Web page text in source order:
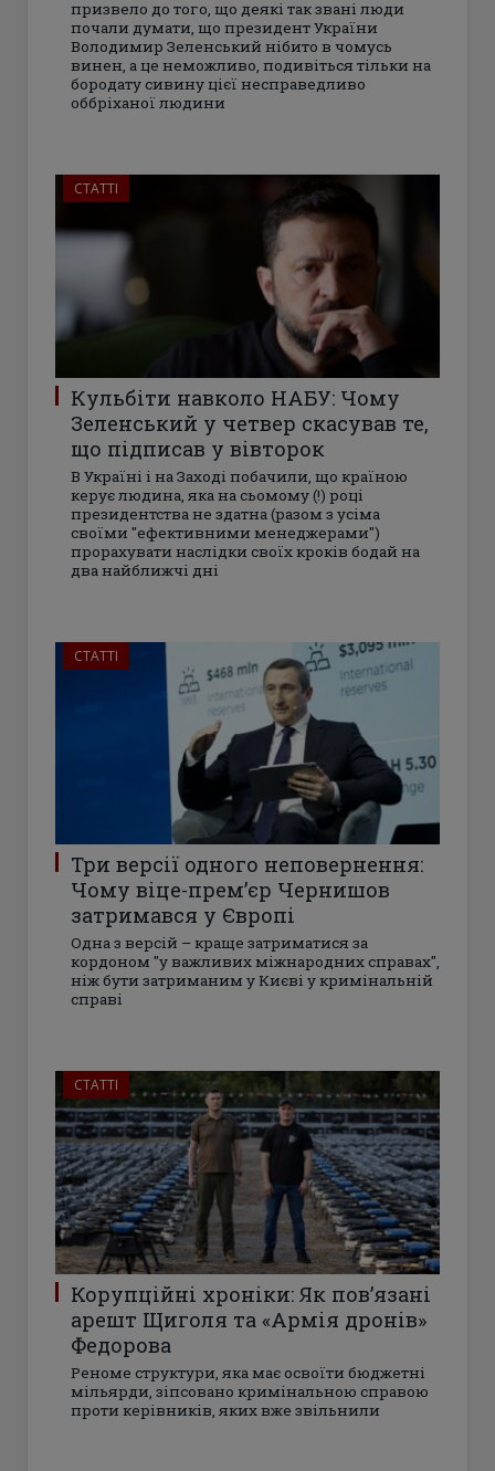
призвело до того, що деякі так звані люди
почали думати, що президент України
Володимир Зеленський нібито в чомусь
винен, а це неможливо, подивіться тільки на
бородату сивину цієї несправедливо
оббріханої людини
СТАТТІ
Кульбіти навколо НАБУ: Чому
Зеленський у четвер скасував те,
що підписав у вівторок
В Україні і на Заході побачили, що країною
керує людина, яка на сьомому (!) році
президентства не здатна (разом з усіма
своїми "ефективними менеджерами")
прорахувати наслідки своїх кроків бодай на
два найближчі дні
СТАТТІ
Три версії одного неповернення:
Чому віце-прем’єр Чернишов
затримався у Європі
Одна з версій – краще затриматися за
кордоном "у важливих міжнародних справах",
ніж бути затриманим у Києві у кримінальній
справі
СТАТТІ
Корупційні хроніки: Як пов’язані
арешт Щиголя та «Армія дронів»
Федорова
Реноме структури, яка має освоїти бюджетні
мільярди, зіпсовано кримінальною справою
проти керівників, яких вже звільнили